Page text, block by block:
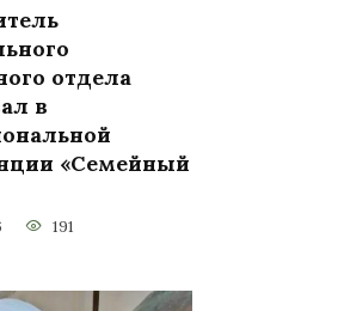
отдела
в
«Семейный
191